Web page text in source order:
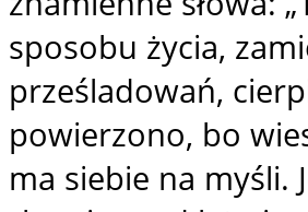
sposobu życia,
prześladowań,
powierzono, bo
ma siebie na myśli.